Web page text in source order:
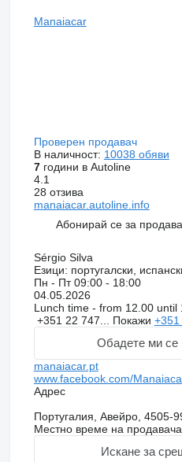
Manaiacar
Проверен продавач
В наличност: 10038 обяви
7години в Autoline
4.1
28 отзива
manaiacar.autoline.info
Абонирай се за
Sérgio Silva
Езици: португалски,
Пн - Пт09:00 - 18:00
04.05.2026
Lunch time - from 12.00 until
+351 22 747... Покажи
Обадете ми се
manaiacar.pt
www.facebook.com/
Адрес
Португалия, Авейро, 4505-
Местно време на
Искане за